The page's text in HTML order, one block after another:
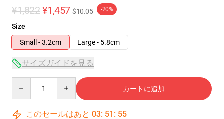
¥1,822 ¥1,457 $10.05 -20%
Size
Small - 3.2cm
Large - 5.8cm
サイズガイドを見る
カートに追加
このセールはあと 03: 51 : 54